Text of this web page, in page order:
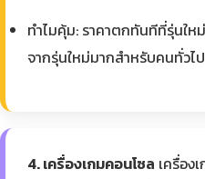
ทำไมคุ้ม: ราคาตกทันทีที่รุ่นใ
จากรุ่นใหม่มากสำหรับคนทั่วไป
4. เครื่องเกมคอนโซล เครื่อง